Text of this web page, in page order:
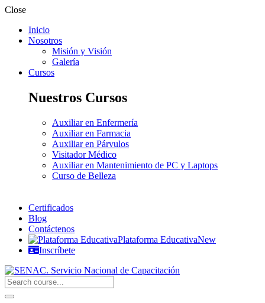
Close
Inicio
Nosotros
Misión y Visión
Galería
Cursos
Nuestros Cursos
Auxiliar en Enfermería
Auxiliar en Farmacia
Auxiliar en Párvulos
Visitador Médico
Auxiliar en Mantenimiento de PC y Laptops
Curso de Belleza
Certificados
Blog
Contáctenos
Plataforma EducativaNew
Inscríbete